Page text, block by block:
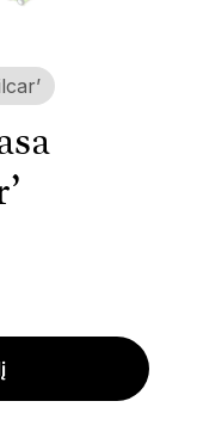
kiekis